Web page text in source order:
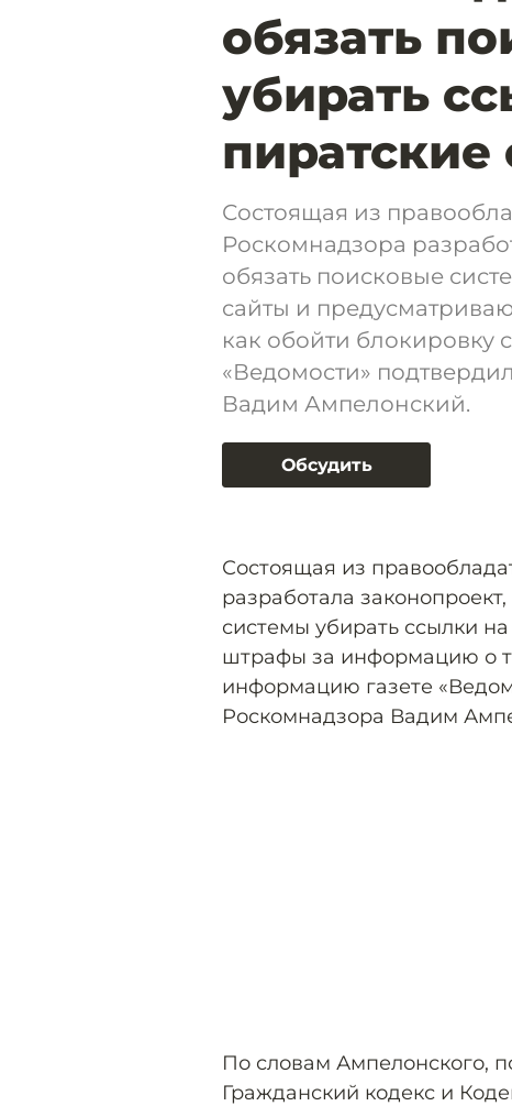
обязать
убирать
пиратские
Состоящая из
Роскомнадзора
обязать поисковые
сайты и
как обойти блокировку
«Ведомости»
Вадим Ампелонский.
Обсудить
Состоящая из
разработала
системы убирать ссылки
штрафы за информацию о
информацию газете
Роскомнадзора Вадим
По словам Ампелонского,
Гражданский кодекс и